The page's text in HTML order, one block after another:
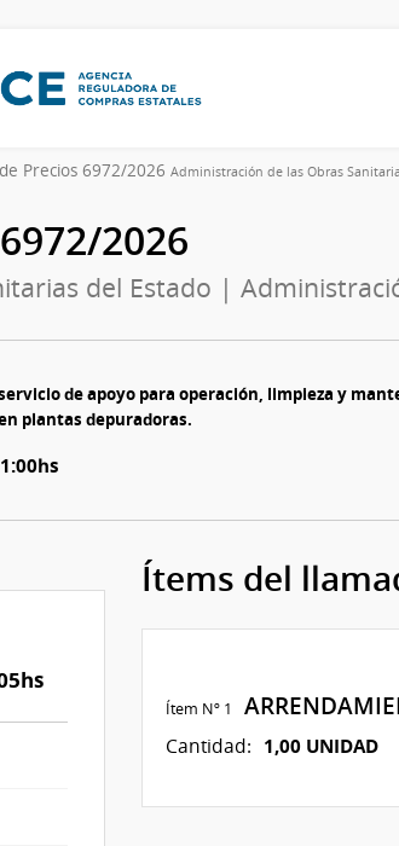
Precios 6972/2026 Administración de las Obras
2026
del Estado |
de apoyo para operación, limpieza y
plantas depuradoras.
Ítems del
Ítem Nº 1
Cantidad: 1,00 UNIDAD